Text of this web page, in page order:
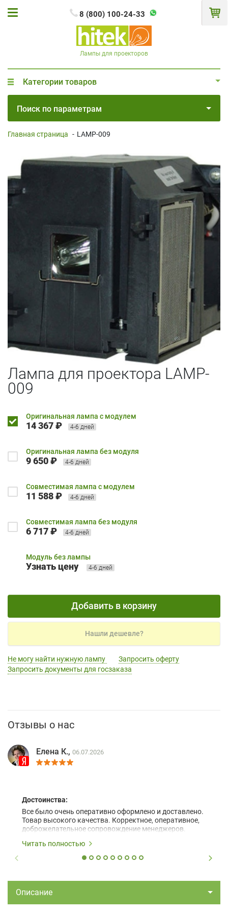
8 (800) 100-24-33
Лампы для проекторов
Категории товаров
Поиск по параметрам
Главная страница - LAMP-009
Лампа для проектора LAMP-
009
Оригинальная лампа с модулем
14 367 ₽ 4-6 дней
Оригинальная лампа без модуля
9 650 ₽ 4-6 дней
Совместимая лампа с модулем
11 588 ₽ 4-6 дней
Совместимая лампа без модуля
6 717 ₽ 4-6 дней
Модуль без лампы
Узнать цену 4-6 дней
Добавить в корзину
Нашли дешевле?
Не могу найти нужную лампу
Запросить оферту
Запросить документы для госзаказа
Отзывы о нас
Елена К., 06.07.2026
Достоинства:
Все было очень оперативно оформлено и доставлено.
Товар высокого качества. Корректное, оперативное,
доброжелательное сопровождение менеджеров.
Читать полностью
Описание